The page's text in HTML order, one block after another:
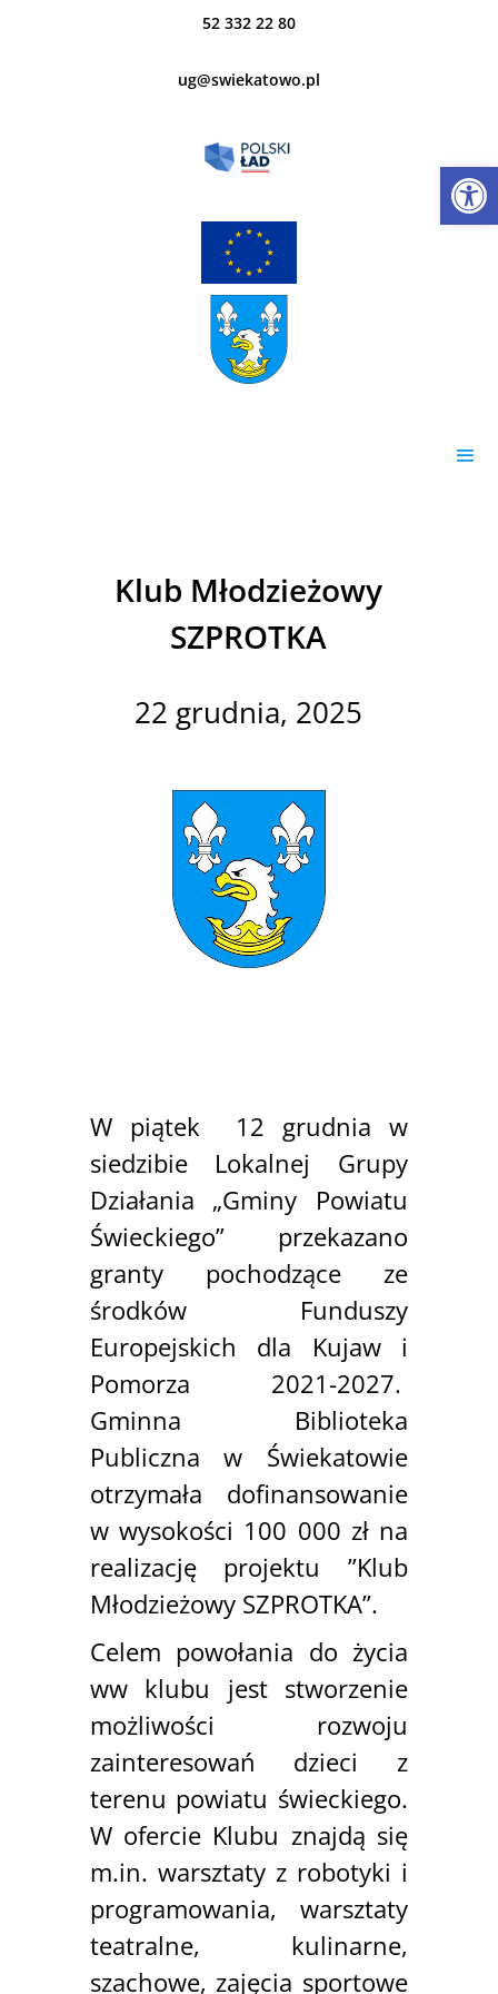
52 332 22 80
ug@swiekatowo.pl
Klub Młodzieżowy
SZPROTKA
22 grudnia, 2025
W piątek 12 grudnia w
siedzibie Lokalnej Grupy
Działania „Gminy Powiatu
Świeckiego” przekazano
granty pochodzące ze
środków Funduszy
Europejskich dla Kujaw i
Pomorza 2021-2027.
Gminna Biblioteka
Publiczna w Świekatowie
otrzymała dofinansowanie
w wysokości 100 000 zł na
realizację projektu ”Klub
Młodzieżowy SZPROTKA”.
Celem powołania do życia
ww klubu jest stworzenie
możliwości rozwoju
zainteresowań dzieci z
terenu powiatu świeckiego.
W ofercie Klubu znajdą się
m.in. warsztaty z robotyki i
programowania, warsztaty
teatralne, kulinarne,
szachowe, zajęcia sportowe